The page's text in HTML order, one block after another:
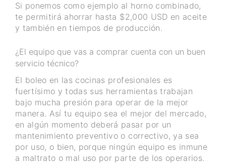
Si ponemos como ejemplo al horno combinado,
te permitirá ahorrar hasta $2,000 USD en aceite
y también en tiempos de producción.
¿El equipo que vas a comprar cuenta con un buen
servicio técnico?
El boleo en las cocinas profesionales es
fuertísimo y todas sus herramientas trabajan
bajo mucha presión para operar de la mejor
manera. Así tu equipo sea el mejor del mercado,
en algún momento deberá pasar por un
mantenimiento preventivo o correctivo, ya sea
por uso, o bien, porque ningún equipo es inmune
a maltrato o mal uso por parte de los operarios.